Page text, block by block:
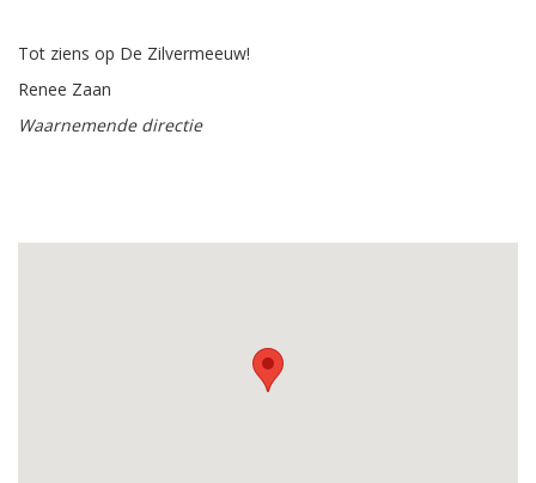
Tot ziens op De Zilvermeeuw!
Renee Zaan
Waarnemende directie